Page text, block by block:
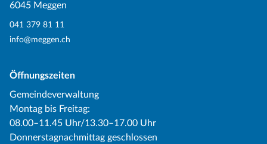
6045 Meggen
041 379 81 11
info@meggen.ch
Öffnungszeiten
Gemeindeverwaltung
Montag bis Freitag:
08.00–11.45 Uhr/13.30–17.00 Uhr
Donnerstagnachmittag geschlossen